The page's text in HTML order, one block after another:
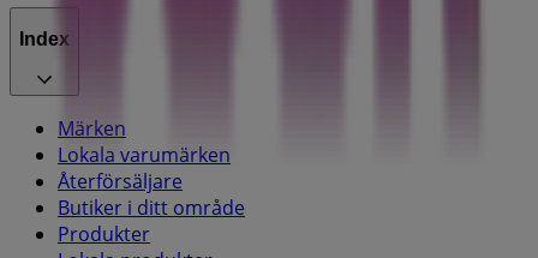
Index
Märken
Lokala varumärken
Återförsäljare
Butiker i ditt område
Produkter